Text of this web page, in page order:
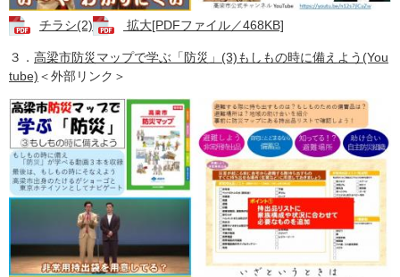
チラシ(2) 拡大[PDFファイル／468KB]
３． 高梁市防災マップで学ぶ「防災」(3)もしもの時に備えよう(You
tube) ＜外部リンク＞